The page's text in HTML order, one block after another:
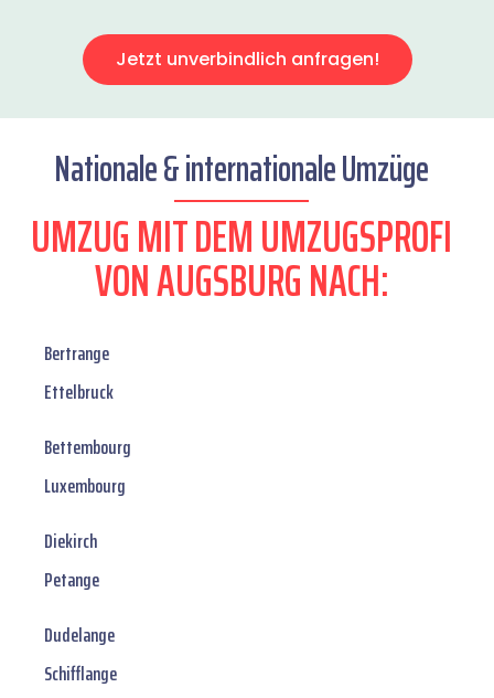
Jetzt unverbindlich anfragen!
Nationale & internationale Umzüge
UMZUG MIT DEM UMZUGSPROFI
VON AUGSBURG NACH:
Bertrange
Ettelbruck
Bettembourg
Luxembourg
Diekirch
Petange
Dudelange
Schifflange